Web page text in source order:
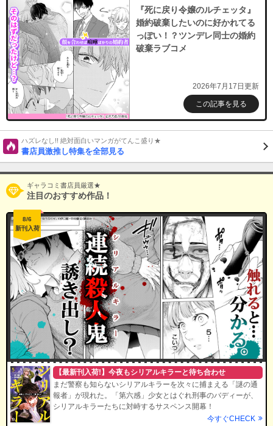
『死に戻り令嬢のルチェッタ』
婚約破棄したいのに好かれてる
っぽい！？ツンデレ同士の婚約
破棄ラブコメ
2026年7月17日更新
この記事を見る
ハズレなし!! 絶対面白いマンガがてんこ盛り★
書店員激推し特集を全部見る
ギャラコミ書店員厳選★
注目のおすすめ作品！
8/6
新刊入荷
【最新刊入荷!】今夜もシリアルキラーと待ち合わせ
まだ警察も知らないシリアルキラーを次々に捕まえる「謎の通
報者」が現れた。「第六感」少女とはぐれ刑事のバディーが、
シリアルキラーたちに対峙するサスペンス開幕！
今すぐCHECK